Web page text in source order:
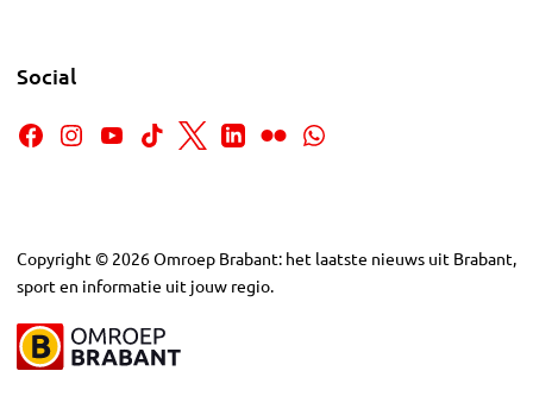
Social
Copyright © 2026Omroep Brabant: het laatste nieuws uit Brabant,
sport en informatie uit jouw regio.